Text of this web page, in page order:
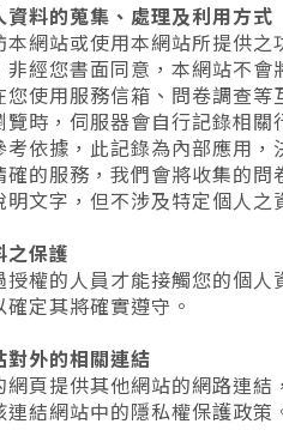
資料的蒐集、處理及利用方式
本網站或使用本網站所提供
非經您書面同意，本網站不會
您使用服務信箱、問卷調查
覽時，伺服器會自行記錄相
考依據，此記錄為內部應用，
確的服務，我們會將收集的
明文字，但不涉及特定個人之
之保護
授權的人員才能接觸您的個
確定其將確實遵守。
對外的相關連結
網頁提供其他網站的網路連
連結網站中的隱私權保護政策